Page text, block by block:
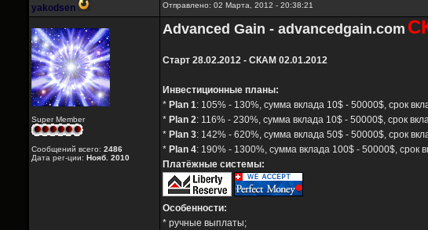
yakodsen Отправлено: 02 Марта, 2012 - 20:38:21
Super Member
Сообщений всего: 2486
Дата рег-ции: Нояб. 2010
Advanced Gain - advancedgain.com
Старт 28.02.2012 - СКАМ 02.01.2012
Инвестиционные планы:
* Plan 1: 105% - 130%, сумма вклада 10$ - 50000$, срок
* Plan 2: 116% - 230%, сумма вклада 10$ - 50000$, срок
* Plan 3: 142% - 620%, сумма вклада 50$ - 50000$, срок
* Plan 4: 190% - 1300%, сумма вклада 100$ - 50000$, срок
Платёжные системы:
Особенности:
* ручные выплаты;